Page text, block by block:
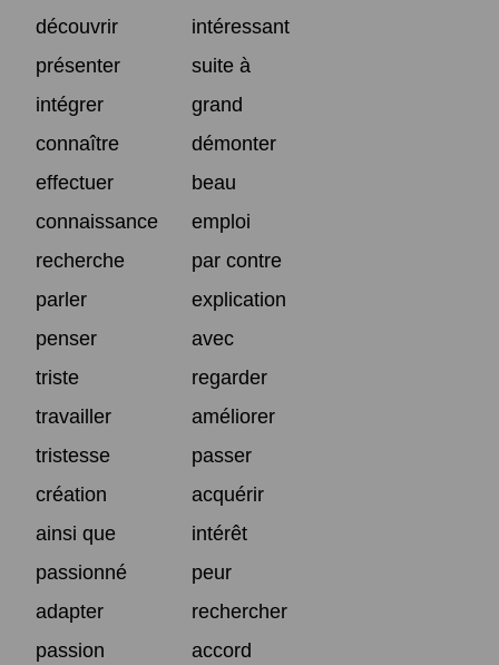
découvrir
intéressant
présenter
suite à
intégrer
grand
connaître
démonter
effectuer
beau
connaissance
emploi
recherche
par contre
parler
explication
penser
avec
triste
regarder
travailler
améliorer
tristesse
passer
création
acquérir
ainsi que
intérêt
passionné
peur
adapter
rechercher
passion
accord